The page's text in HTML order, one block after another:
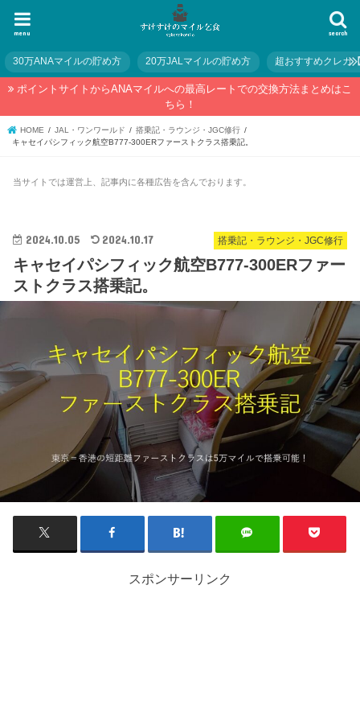
search
menu
30万ANAマイルの貯め方 20万JALマイルの貯め方 超おすすめクレカ
ポイントサイトからANAマイルへの最高レートでの交換方法まとめはこ
ちら！
HOME JAL・ワンワールド
搭乗記・ラウンジ・JGC修行
キャセイパシフィック航空B777-300ERファーストクラス搭乗記。
当サイトでは運営上、記事内に各種広告を含んでおります。
搭乗記・ラウンジ・JGC修行
2024.10.05 2024.10.17
キャセイパシフィック航空B777-300ERファー
ストクラス搭乗記。
スポンサーリンク